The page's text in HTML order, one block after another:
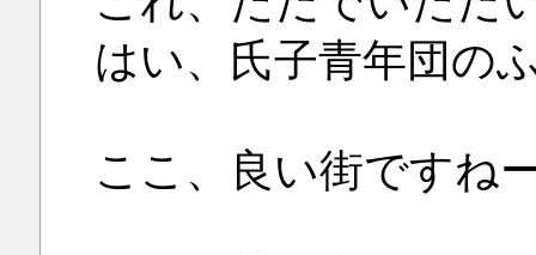
はい、氏子青年団
ここ、良い街ですね